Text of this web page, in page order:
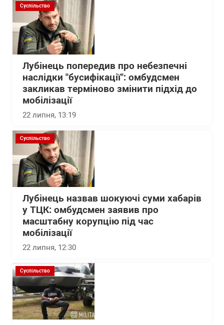
Суспільство
Лубінець попередив про небезпечні
наслідки "бусифікації": омбудсмен
закликав терміново змінити підхід до
мобілізації
22 липня, 13:19
Суспільство
Лубінець назвав шокуючі суми хабарів
у ТЦК: омбудсмен заявив про
масштабну корупцію під час
мобілізації
22 липня, 12:30
Суспільство